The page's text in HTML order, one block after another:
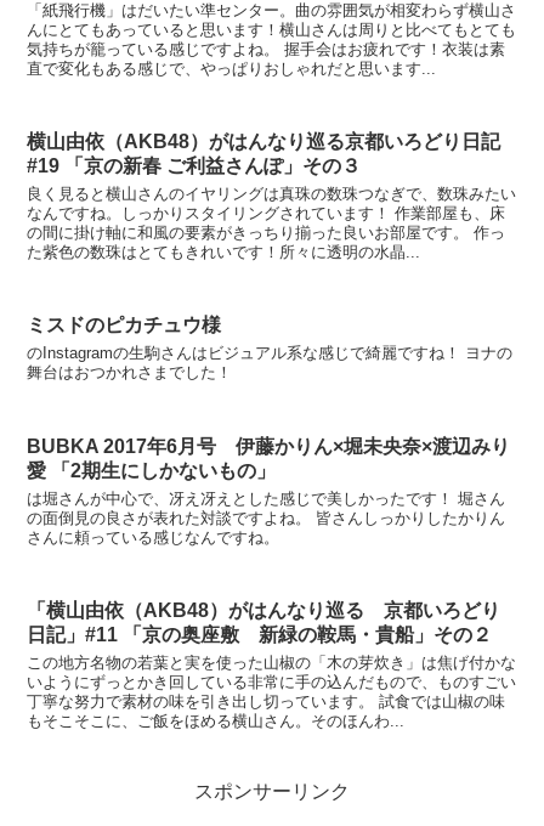
「紙飛行機」はだいたい準センター。曲の雰囲気が相変わらず横山さ
んにとてもあっていると思います！横山さんは周りと比べてもとても
気持ちが籠っている感じですよね。 握手会はお疲れです！衣装は素
直で変化もある感じで、やっぱりおしゃれだと思います...
横山由依（AKB48）がはんなり巡る京都いろどり日記
#19 「京の新春 ご利益さんぽ」その３
良く見ると横山さんのイヤリングは真珠の数珠つなぎで、数珠みたい
なんですね。しっかりスタイリングされています！ 作業部屋も、床
の間に掛け軸に和風の要素がきっちり揃った良いお部屋です。 作っ
た紫色の数珠はとてもきれいです！所々に透明の水晶...
ミスドのピカチュウ様
のInstagramの生駒さんはビジュアル系な感じで綺麗ですね！ ヨナの
舞台はおつかれさまでした！
BUBKA 2017年6月号 伊藤かりん×堀未央奈×渡辺みり
愛 「2期生にしかないもの」
は堀さんが中心で、冴え冴えとした感じで美しかったです！ 堀さん
の面倒見の良さが表れた対談ですよね。 皆さんしっかりしたかりん
さんに頼っている感じなんですね。
「横山由依（AKB48）がはんなり巡る 京都いろどり
日記」#11 「京の奥座敷 新緑の鞍馬・貴船」その２
この地方名物の若葉と実を使った山椒の「木の芽炊き」は焦げ付かな
いようにずっとかき回している非常に手の込んだもので、ものすごい
丁寧な努力で素材の味を引き出し切っています。 試食では山椒の味
もそこそこに、ご飯をほめる横山さん。そのほんわ...
スポンサーリンク